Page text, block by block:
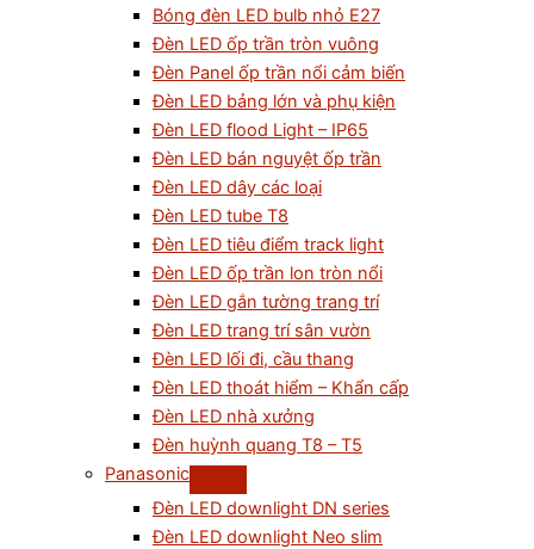
Bóng đèn LED bulb nhỏ E27
Đèn LED ốp trần tròn vuông
Đèn Panel ốp trần nổi cảm biến
Đèn LED bảng lớn và phụ kiện
Đèn LED flood Light – IP65
Đèn LED bán nguyệt ốp trần
Đèn LED dây các loại
Đèn LED tube T8
Đèn LED tiêu điểm track light
Đèn LED ốp trần lon tròn nổi
Đèn LED gắn tường trang trí
Đèn LED trang trí sân vườn
Đèn LED lối đi, cầu thang
Đèn LED thoát hiểm – Khẩn cấp
Đèn LED nhà xưởng
Đèn huỳnh quang T8 – T5
Panasonic
Đèn LED downlight DN series
Đèn LED downlight Neo slim